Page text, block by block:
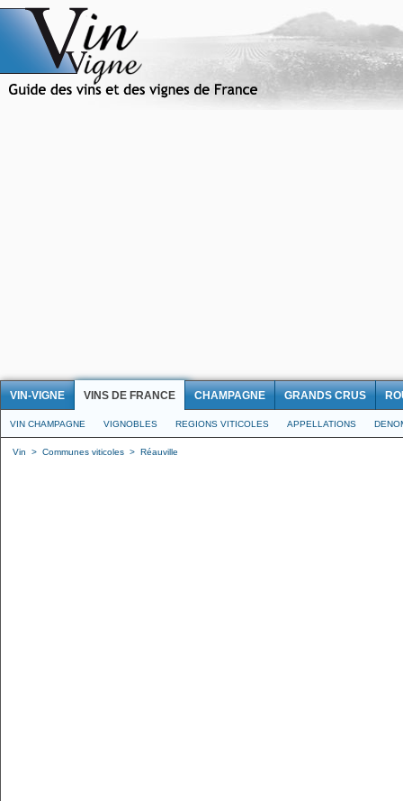
VIN-VIGNE VINS DE FRANCE CHAMPAGNE GRANDS CRUS
VIN CHAMPAGNE VIGNOBLES REGIONS VITICOLES APPELLATIONS
Vin > Communes viticoles > Réauville